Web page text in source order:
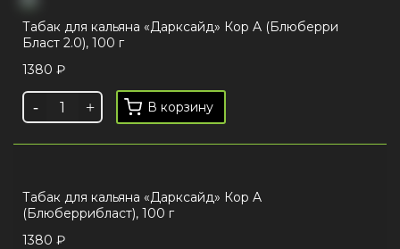
Табак для кальяна «Дарксайд» Кор A (Блюберри
Бласт 2.0), 100 г
1380 ₽
В корзину
Табак для кальяна «Дарксайд» Кор A
(Блюберрибласт), 100 г
1380 ₽